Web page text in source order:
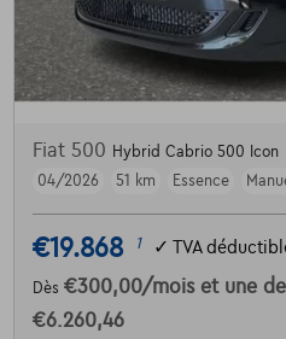
Fiat 500 Hybrid Cabrio 500 Icon
04/2026
51 km Essence
€19.868 1 ✓ TVA
Dès €300,00/mois et une
€6.260,46